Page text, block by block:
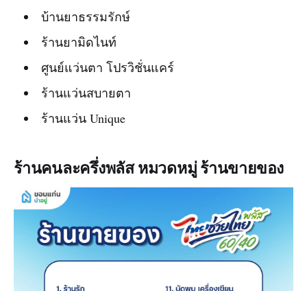
บ้านยาธรรมรักษ์
ร้านยามิดไนท์
ศูนย์แว่นตา โปรวิชั่นแคร์
ร้านแว่นสบายตา
ร้านแว่น Unique
ร้านคนละครึ่งพลัส หมวดหมู่ ร้านขายของ